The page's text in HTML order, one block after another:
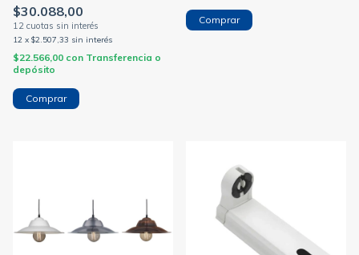
$30.088,00
12 x $2.507,33 sin interés
$22.566,00 con Transferencia o
depósito
Comprar